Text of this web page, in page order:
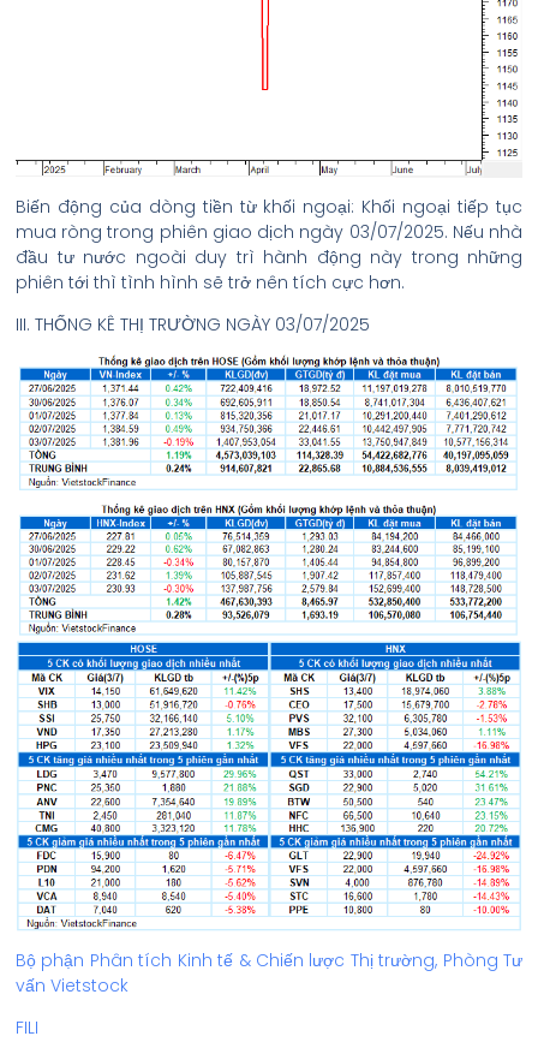
Biến động của dòng tiền từ khối ngoại: Khối ngoại tiếp tục
mua ròng trong phiên giao dịch ngày 03/07/2025. Nếu nhà
đầu tư nước ngoài duy trì hành động này trong những
phiên tới thì tình hình sẽ trở nên tích cực hơn.
III. THỐNG KÊ THỊ TRƯỜNG NGÀY 03/07/2025
Bộ phận Phân tích Kinh tế & Chiến lược Thị trường, Phòng Tư
vấn Vietstock
FILI